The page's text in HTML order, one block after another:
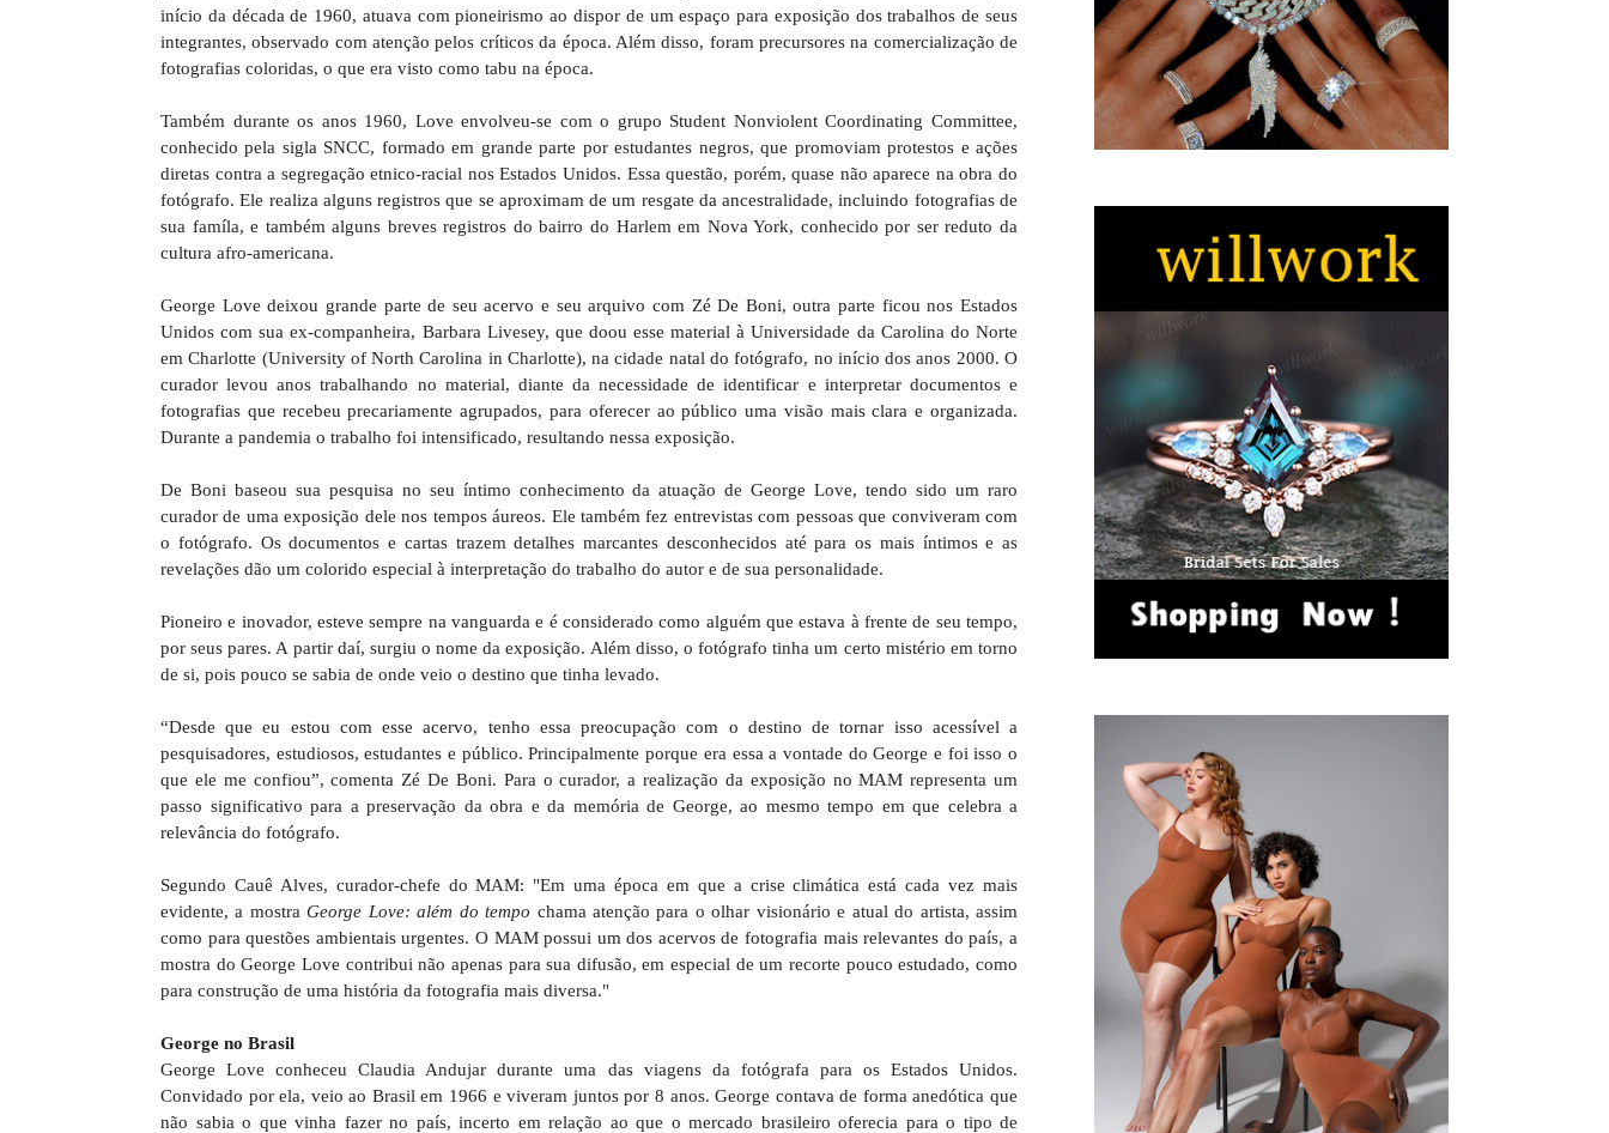
início da década de 1960, atuava com pioneirismo ao dispor de um espaço para exposição dos trabalhos de seus
integrantes, observado com atenção pelos críticos da época. Além disso, foram precursores na comercialização de
fotografias coloridas, o que era visto como tabu na época.
Também durante os anos 1960, Love envolveu-se com o grupo Student Nonviolent Coordinating Committee,
conhecido pela sigla SNCC, formado em grande parte por estudantes negros, que promoviam protestos e ações
diretas contra a segregação etnico-racial nos Estados Unidos. Essa questão, porém, quase não aparece na obra do
fotógrafo. Ele realiza alguns registros que se aproximam de um resgate da ancestralidade, incluindo fotografias de
sua famíla, e também alguns breves registros do bairro do Harlem em Nova York, conhecido por ser reduto da
cultura afro-americana.
George Love deixou grande parte de seu acervo e seu arquivo com Zé De Boni, outra parte ficou nos Estados
Unidos com sua ex-companheira, Barbara Livesey, que doou esse material à Universidade da Carolina do Norte
em Charlotte (University of North Carolina in Charlotte), na cidade natal do fotógrafo, no início dos anos 2000. O
curador levou anos trabalhando no material, diante da necessidade de identificar e interpretar documentos e
fotografias que recebeu precariamente agrupados, para oferecer ao público uma visão mais clara e organizada.
Durante a pandemia o trabalho foi intensificado, resultando nessa exposição.
De Boni baseou sua pesquisa no seu íntimo conhecimento da atuação de George Love, tendo sido um raro
curador de uma exposição dele nos tempos áureos. Ele também fez entrevistas com pessoas que conviveram com
o fotógrafo. Os documentos e cartas trazem detalhes marcantes desconhecidos até para os mais íntimos e as
revelações dão um colorido especial à interpretação do trabalho do autor e de sua personalidade.
Pioneiro e inovador, esteve sempre na vanguarda e é considerado como alguém que estava à frente de seu tempo,
por seus pares. A partir daí, surgiu o nome da exposição. Além disso, o fotógrafo tinha um certo mistério em torno
de si, pois pouco se sabia de onde veio o destino que tinha levado.
“Desde que eu estou com esse acervo, tenho essa preocupação com o destino de tornar isso acessível a
pesquisadores, estudiosos, estudantes e público. Principalmente porque era essa a vontade do George e foi isso o
que ele me confiou”, comenta Zé De Boni. Para o curador, a realização da exposição no MAM representa um
passo significativo para a preservação da obra e da memória de George, ao mesmo tempo em que celebra a
relevância do fotógrafo.
Segundo Cauê Alves, curador-chefe do MAM: "Em uma época em que a crise climática está cada vez mais
evidente, a mostraGeorge Love: além do tempo chama atenção para o olhar visionário e atual do artista, assim
como para questões ambientais urgentes. O MAM possui um dos acervos de fotografia mais relevantes do país, a
mostra do George Love contribui não apenas para sua difusão, em especial de um recorte pouco estudado, como
para construção de uma história da fotografia mais diversa."
George no Brasil
George Love conheceu Claudia Andujar durante uma das viagens da fotógrafa para os Estados Unidos.
Convidado por ela, veio ao Brasil em 1966 e viveram juntos por 8 anos. George contava de forma anedótica que
não sabia o que vinha fazer no país, incerto em relação ao que o mercado brasileiro oferecia para o tipo de